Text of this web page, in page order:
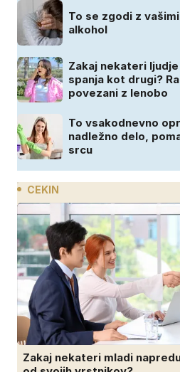
To se zgodi z
alkohol
Zakaj nekateri
spanja kot drugi?
povezani z lenobo
To vsakodnevno
nadležno delo,
srcu
CEKIN
Zakaj nekateri mladi